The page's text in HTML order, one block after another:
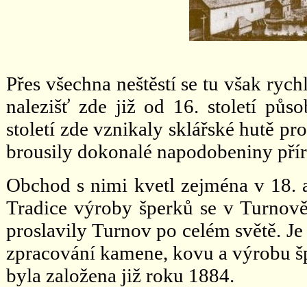
Přes všechna neštěstí se tu však
nalezišť zde již od 16. století
století zde vznikaly sklářské hutě
brousily dokonalé napodobeniny
Obchod s nimi kvetl zejména v 18.
Tradice výroby šperků se v
proslavily Turnov po celém světě.
zpracování kamene, kovu a výrobu
byla založena již roku 1884.